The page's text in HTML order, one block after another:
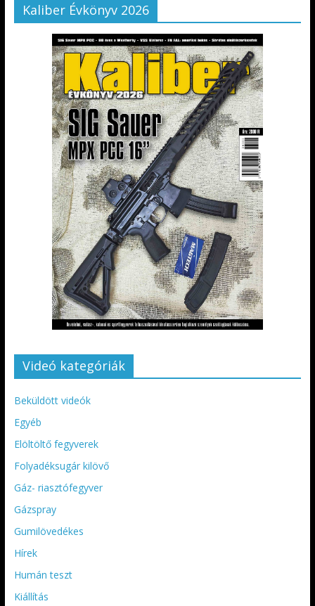
Kaliber Évkönyv 2026
Videó kategóriák
Beküldött videók
Egyéb
Elöltöltő fegyverek
Folyadéksugár kilövő
Gáz- riasztófegyver
Gázspray
Gumilövedékes
Hírek
Humán teszt
Kiállítás